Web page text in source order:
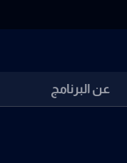
عن البرنامج